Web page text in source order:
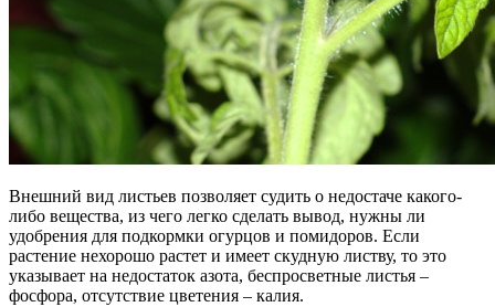
Внешний вид листьев позволяет судить о недостаче какого-
либо вещества, из чего легко сделать вывод, нужны ли
удобрения для подкормки огурцов и помидоров. Если
растение нехорошо растет и имеет скудную листву, то это
указывает на недостаток азота, беспросветные листья –
фосфора, отсутствие цветения – калия.